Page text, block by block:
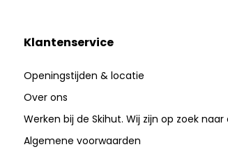
Klantenservice
Openingstijden & locatie
Over ons
Werken bij de Skihut. Wij zijn op zoek
Algemene voorwaarden